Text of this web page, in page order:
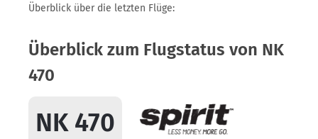
Überblick über die letzten Flüge:
Überblick zum Flugstatus von NK
470
NK 470